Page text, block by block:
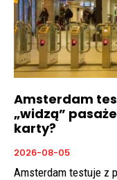
Amsterdam
„widzą”
karty?
2026-08-05
Amsterdam testuje z